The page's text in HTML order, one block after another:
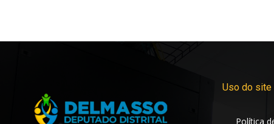
Uso do site
Política